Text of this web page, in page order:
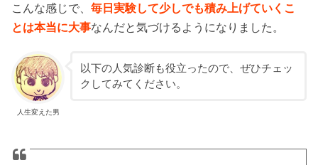
こんな感じで、毎日実験して少しでも積み上げていくこ
とは本当に大事なんだと気づけるようになりました。
人生変えた男
以下の人気診断も役立ったので、ぜひチェッ
クしてみてください。